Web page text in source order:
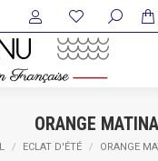
:
ORANGE
ici :
ECLAT D'ÉTÉ ORANGE